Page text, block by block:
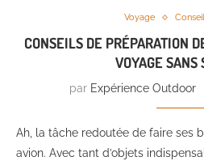
Voyage
CONSEILS DE PRÉPARATION
VOYAGE SANS
par Expérience Outdoor
Ah, la tâche redoutée de faire ses
avion. Avec tant d’objets